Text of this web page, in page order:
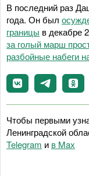
В последний раз
года. Он был
границы в декабре
за голый марш
разбойные набеги
Чтобы первыми
Ленинградской
Telegram и в Maх